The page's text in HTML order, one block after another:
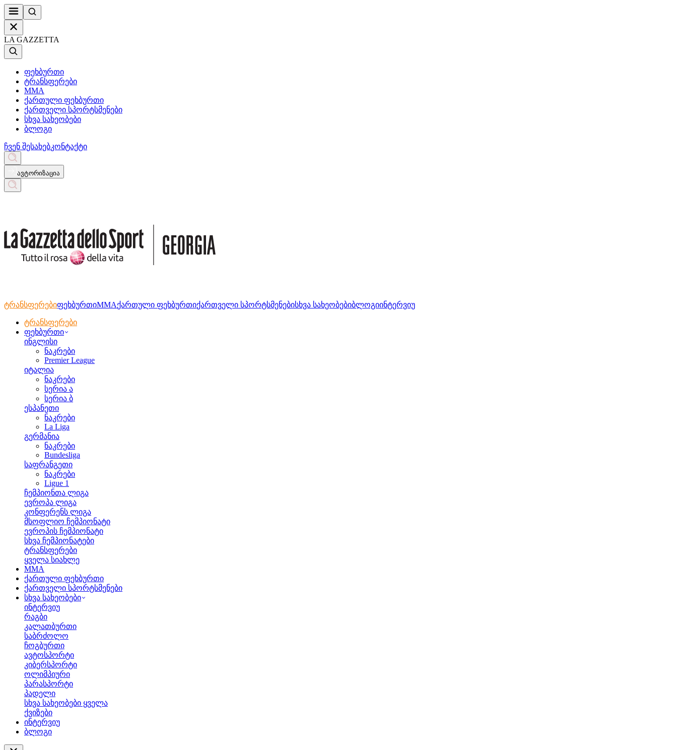
LA GAZZETTA
ფეხბურთი
ტრანსფერები
MMA
ქართული ფეხბურთი
ქართველი სპორტსმენები
სხვა სახეობები
ბლოგი
ჩვენ შესახებკონტაქტი
ავტორიზაცია
ტრანსფერებიფეხბურთიMMAქართული ფეხბურთიქართველი სპორტსმენებისხვა სახეობებიბლოგიინტერვიუ
ტრანსფერები
ფეხბურთი
ინგლისი
ნაკრები
Premier League
იტალია
ნაკრები
სერია ა
სერია ბ
ესპანეთი
ნაკრები
La Liga
გერმანია
ნაკრები
Bundesliga
საფრანგეთი
ნაკრები
Ligue 1
ჩემპიონთა ლიგა
ევროპა ლიგა
კონფერენს ლიგა
მსოფლიო ჩემპიონატი
ევროპის ჩემპიონატი
სხვა ჩემპიონატები
ტრანსფერები
ყველა სიახლე
MMA
ქართული ფეხბურთი
ქართველი სპორტსმენები
სხვა სახეობები
ინტერვიუ
რაგბი
კალათბურთი
საბრძოლო
ჩოგბურთი
ავტოსპორტი
კიბერსპორტი
ოლიმპიური
პარასპორტი
პადელი
სხვა სახეობები ყველა
ქვიზები
ინტერვიუ
ბლოგი